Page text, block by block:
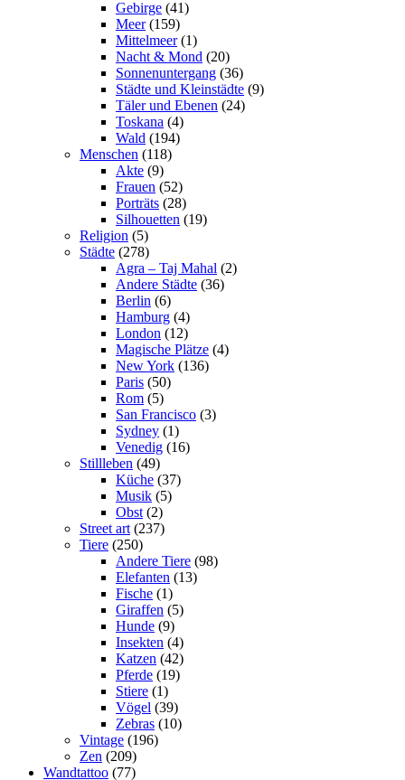
Gebirge (41)
Meer (159)
Mittelmeer (1)
Nacht & Mond (20)
Sonnenuntergang (36)
Städte und Kleinstädte (9)
Täler und Ebenen (24)
Toskana (4)
Wald (194)
Menschen (118)
Akte (9)
Frauen (52)
Porträts (28)
Silhouetten (19)
Religion (5)
Städte (278)
Agra – Taj Mahal (2)
Andere Städte (36)
Berlin (6)
Hamburg (4)
London (12)
Magische Plätze (4)
New York (136)
Paris (50)
Rom (5)
San Francisco (3)
Sydney (1)
Venedig (16)
Stillleben (49)
Küche (37)
Musik (5)
Obst (2)
Street art (237)
Tiere (250)
Andere Tiere (98)
Elefanten (13)
Fische (1)
Giraffen (5)
Hunde (9)
Insekten (4)
Katzen (42)
Pferde (19)
Stiere (1)
Vögel (39)
Zebras (10)
Vintage (196)
Zen (209)
Wandtattoo (77)